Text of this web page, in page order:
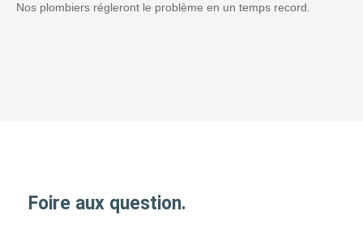
Nos plombiers régleront le problème en un temps record.
Foire aux question.